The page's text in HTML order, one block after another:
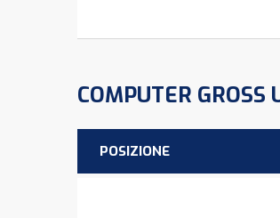
COMPUTER GROSS
POSIZIONE